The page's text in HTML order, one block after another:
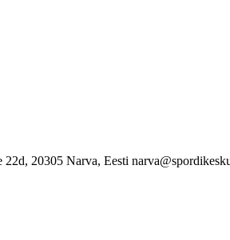
20305 Narva, Eesti